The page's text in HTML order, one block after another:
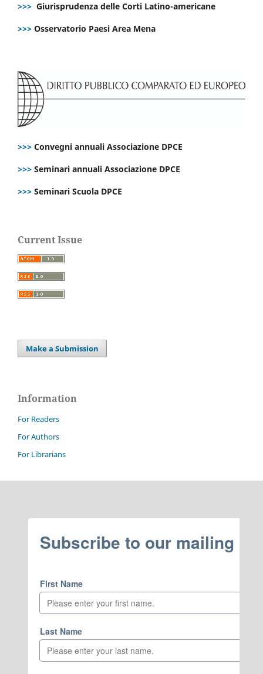
>>> Giurisprudenza delle Corti Latino-americane
>>> Osservatorio Paesi Area Mena
>>> Convegni annuali Associazione DPCE
>>> Seminari annuali Associazione DPCE
>>> Seminari Scuola DPCE
Current Issue
Make a Submission
Information
For Readers
For Authors
For Librarians